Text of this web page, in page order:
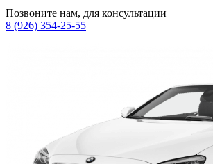
Позвоните нам, для консультации
8 (926) 354-25-55